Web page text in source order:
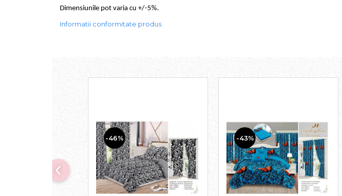
Dimensiunile pot varia cu +/-5%.
Informatii conformitate produs
-46% -43%